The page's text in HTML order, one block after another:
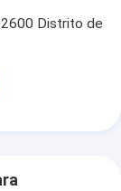
Distrito de